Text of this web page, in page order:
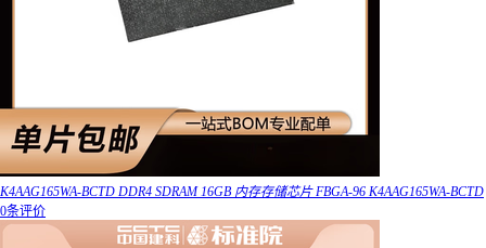
K4AAG165WA-BCTD DDR4 SDRAM 16GB 内存存储芯片 FBGA-96 K4AAG165WA-BCTD
0条评价